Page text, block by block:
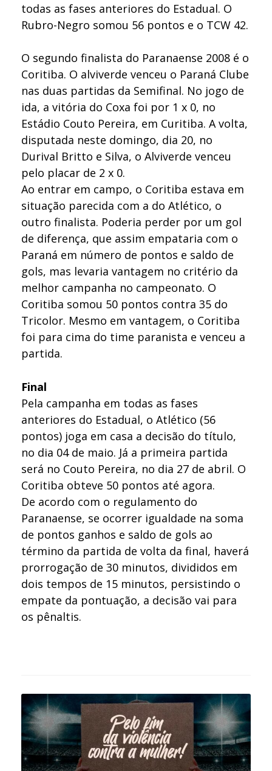
todas as fases anteriores do Estadual. O
Rubro-Negro somou 56 pontos e o TCW 42.
O segundo finalista do Paranaense 2008 é o
Coritiba. O alviverde venceu o Paraná Clube
nas duas partidas da Semifinal. No jogo de
ida, a vitória do Coxa foi por 1 x 0, no
Estádio Couto Pereira, em Curitiba. A volta,
disputada neste domingo, dia 20, no
Durival Britto e Silva, o Alviverde venceu
pelo placar de 2 x 0.
Ao entrar em campo, o Coritiba estava em
situação parecida com a do Atlético, o
outro finalista. Poderia perder por um gol
de diferença, que assim empataria com o
Paraná em número de pontos e saldo de
gols, mas levaria vantagem no critério da
melhor campanha no campeonato. O
Coritiba somou 50 pontos contra 35 do
Tricolor. Mesmo em vantagem, o Coritiba
foi para cima do time paranista e venceu a
partida.
Final
Pela campanha em todas as fases
anteriores do Estadual, o Atlético (56
pontos) joga em casa a decisão do título,
no dia 04 de maio. Já a primeira partida
será no Couto Pereira, no dia 27 de abril. O
Coritiba obteve 50 pontos até agora.
De acordo com o regulamento do
Paranaense, se ocorrer igualdade na soma
de pontos ganhos e saldo de gols ao
término da partida de volta da final, haverá
prorrogação de 30 minutos, divididos em
dois tempos de 15 minutos, persistindo o
empate da pontuação, a decisão vai para
os pênaltis.